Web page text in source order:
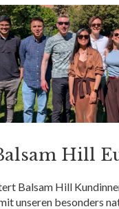
Hill
Balsam Hill
unseren besonders